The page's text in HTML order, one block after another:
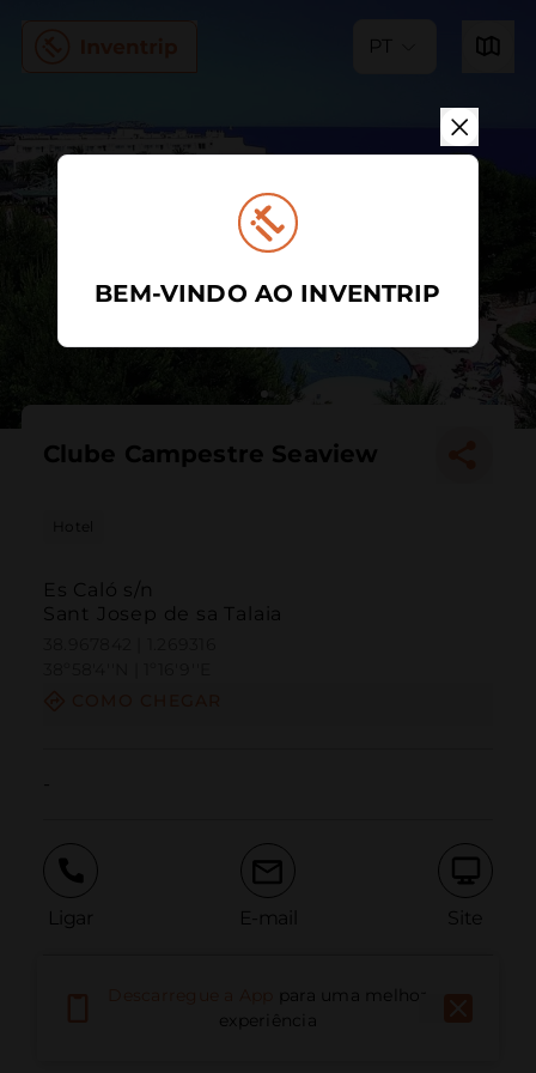
PT
Clube Campestre Seaview
Hotel
Es Caló s/n
Sant Josep de sa Talaia
Ligar E-mail Site
Relatar problemapara uma melhor
experiência
BEM-VINDO AO INVENTRIP